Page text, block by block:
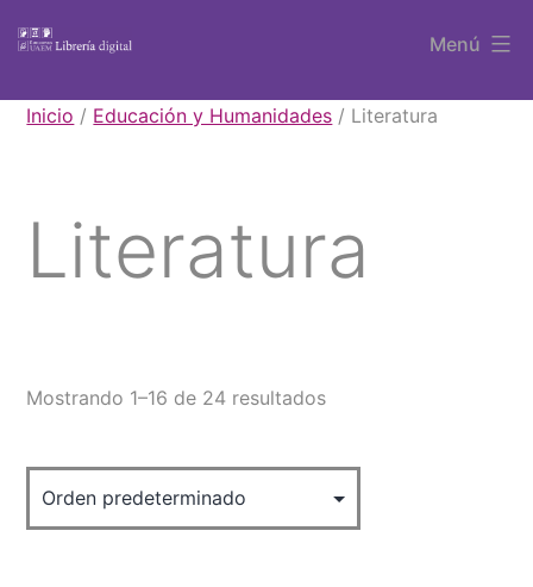
contenido
Libros
Menú
Inicio / Educación y Humanidades / Literatura
Literatura
Mostrando 1–16 de 24 resultados